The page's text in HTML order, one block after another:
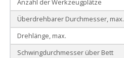
Anzahl der Werkzeugplätze
Überdrehbarer Durchmesser, max.
Drehlänge, max.
Schwingdurchmesser über Bett